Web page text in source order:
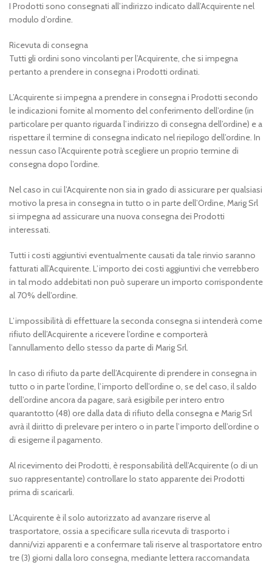
I Prodotti sono consegnati all’indirizzo indicato dall’Acquirente nel
modulo d’ordine.
Ricevuta di consegna
Tutti gli ordini sono vincolanti per l’Acquirente, che si impegna
pertanto a prendere in consegna i Prodotti ordinati.
L’Acquirente si impegna a prendere in consegna i Prodotti secondo
le indicazioni fornite al momento del conferimento dell’ordine (in
particolare per quanto riguarda l’indirizzo di consegna dell’ordine) e a
rispettare il termine di consegna indicato nel riepilogo dell’ordine. In
nessun caso l’Acquirente potrà scegliere un proprio termine di
consegna dopo l’ordine.
Nel caso in cui l’Acquirente non sia in grado di assicurare per qualsiasi
motivo la presa in consegna in tutto o in parte dell’Ordine, Marig Srl
si impegna ad assicurare una nuova consegna dei Prodotti
interessati.
Tutti i costi aggiuntivi eventualmente causati da tale rinvio saranno
fatturati all’Acquirente. L’importo dei costi aggiuntivi che verrebbero
in tal modo addebitati non può superare un importo corrispondente
al 70% dell’ordine.
L’impossibilità di effettuare la seconda consegna si intenderà come
rifiuto dell’Acquirente a ricevere l’ordine e comporterà
l’annullamento dello stesso da parte di Marig Srl.
In caso di rifiuto da parte dell’Acquirente di prendere in consegna in
tutto o in parte l’ordine, l’importo dell’ordine o, se del caso, il saldo
dell’ordine ancora da pagare, sarà esigibile per intero entro
quarantotto (48) ore dalla data di rifiuto della consegna e Marig Srl
avrà il diritto di prelevare per intero o in parte l’importo dell’ordine o
di esigerne il pagamento.
Al ricevimento dei Prodotti, è responsabilità dell’Acquirente (o di un
suo rappresentante) controllare lo stato apparente dei Prodotti
prima di scaricarli.
L’Acquirente è il solo autorizzato ad avanzare riserve al
trasportatore, ossia a specificare sulla ricevuta di trasporto i
danni/vizi apparenti e a confermare tali riserve al trasportatore entro
tre (3) giorni dalla loro consegna, mediante lettera raccomandata